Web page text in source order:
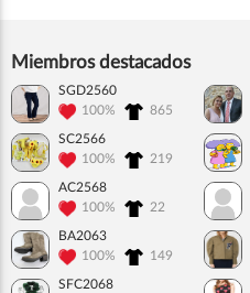
Miembros destacados
SGD2560
100%
865
SC2566
100%
219
AC2568
100%
22
BA2063
100%
149
SFC2068